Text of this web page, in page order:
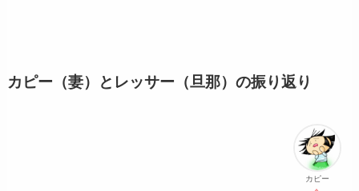
カピー（妻）とレッサー（旦那）の振り返り
カピー